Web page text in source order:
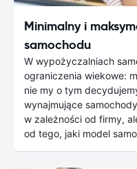
Minimalny i
samochodu
W wypożyczalniach
ograniczenia wiekowe:
nie my o tym
wynajmujące
w zależności od firmy,
od tego, jaki model